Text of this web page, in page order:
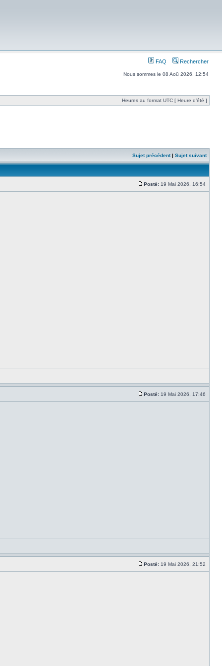
FAQ Rechercher
Nous sommes le 08 Aoû 2026, 12:54
Heures au format UTC [ Heure d’été ]
Sujet précédent| Sujet suivant
Posté: 19 Mai 2026, 16:54
Posté: 19 Mai 2026, 17:46
Posté: 19 Mai 2026, 21:52